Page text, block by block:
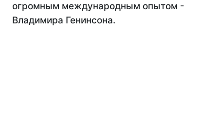
огромным международным опытом -
Владимира Генинсона.